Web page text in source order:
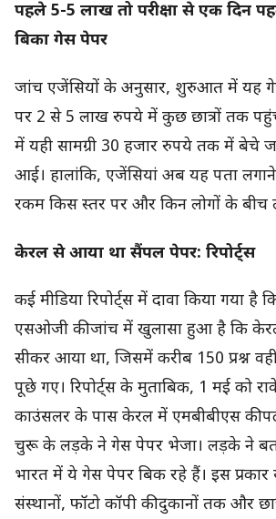
पहले 5-5 लाख तो परीक्षा से एक दिन
बिका गेस पेपर
जांच एजेंसियों के अनुसार, शुरुआत में यह
पर 2 से 5 लाख रुपये में कुछ छात्रों तक
में यही सामग्री 30 हजार रुपये तक में बेचे
आई। हालांकि, एजेंसियां अब यह पता
रकम किस स्तर पर और किन लोगों के बीच
केरल से आया था सैंपल पेपर: रिपोर्ट्स
कई मीडिया रिपोर्ट्स में दावा किया गया है
एसओजी की जांच में खुलासा हुआ है कि
सीकर आया था, जिसमें करीब 150 प्रश्न
पूछे गए। रिपोर्ट्स के मुताबिक, 1 मई को
काउंसलर के पास केरल में एमबीबीएस की
चुरू के लड़के ने गेस पेपर भेजा। लड़के ने
भारत में ये गेस पेपर बिक रहे हैं। इस
संस्थानों, फॉटो कॉपी की दुकानों तक और